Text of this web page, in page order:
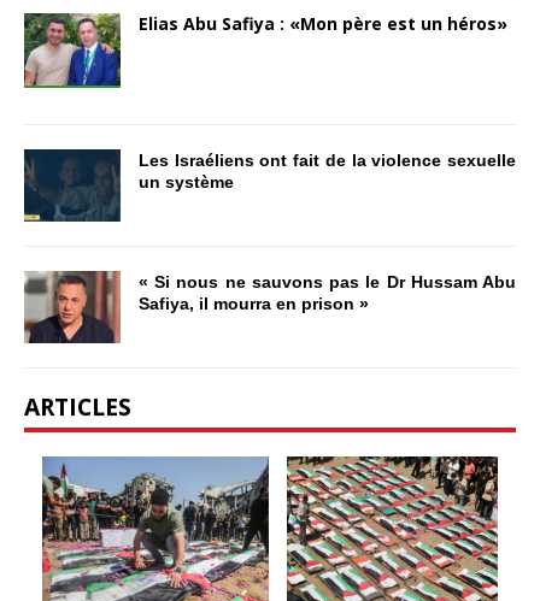
Elias Abu Safiya : «Mon père est un héros»
Les Israéliens ont fait de la violence sexuelle
un système
« Si nous ne sauvons pas le Dr Hussam Abu
Safiya, il mourra en prison »
ARTICLES